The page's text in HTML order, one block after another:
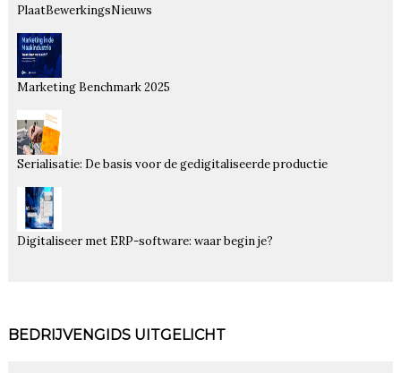
PlaatBewerkingsNieuws
Marketing Benchmark 2025
Serialisatie: De basis voor de gedigitaliseerde productie
Digitaliseer met ERP-software: waar begin je?
BEDRIJVENGIDS UITGELICHT